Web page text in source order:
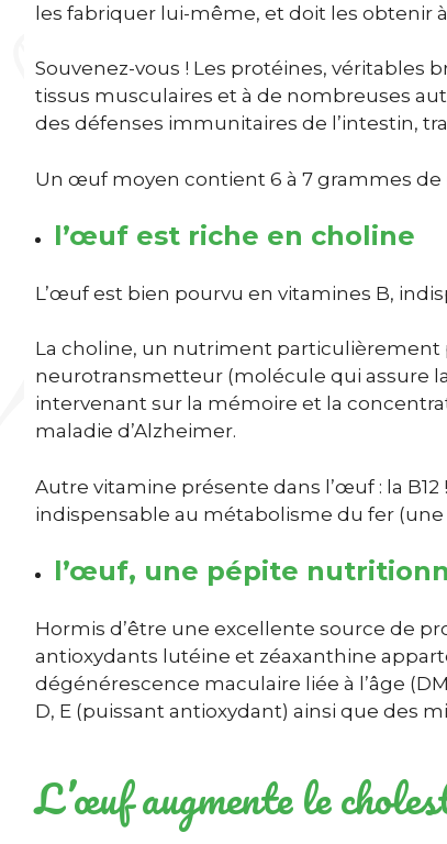
les fabriquer lui-même, et doit les obtenir
Souvenez-vous ! Les protéines, véritables
tissus musculaires et à de nombreuses
des défenses immunitaires de l’intestin,
Un œuf moyen contient 6 à 7 grammes
l’œuf est riche en choline
L’œuf est bien pourvu en vitamines B,
La choline, un nutriment particulièrement
neurotransmetteur (molécule qui assure
intervenant sur la mémoire et la
maladie d’Alzheimer.
Autre vitamine présente dans l’œuf : la
indispensable au métabolisme du fer (une
l’œuf, une pépite
Hormis d’être une excellente source de
antioxydants lutéine et zéaxanthine
dégénérescence maculaire liée à l’âge
D, E (puissant antioxydant) ainsi que des
L’œuf augmente le